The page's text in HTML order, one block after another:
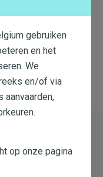
Mobiliteit
gebruiken
en het
We
en/of via
aanvaarden,
op onze pagina